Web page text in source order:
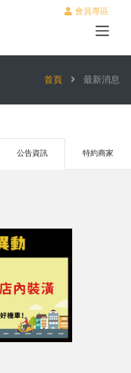
會員專區
首頁 最新消息
公告資訊 特約商家